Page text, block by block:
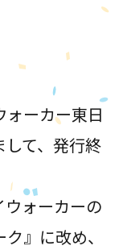
ォーカー東日
て、発行終
ォーカーの
』に改め、